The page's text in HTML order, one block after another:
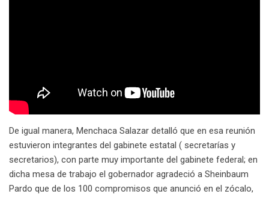
De igual manera, Menchaca Salazar detalló que en esa reunión
estuvieron integrantes del gabinete estatal ( secretarías y
secretarios), con parte muy importante del gabinete federal; en
dicha mesa de trabajo el gobernador agradeció a Sheinbaum
Pardo que de los 100 compromisos que anunció en el zócalo,